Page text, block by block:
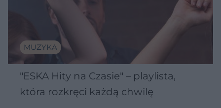
MUZYKA
"ESKA Hity na Czasie" – playlista,
która rozkręci każdą chwilę